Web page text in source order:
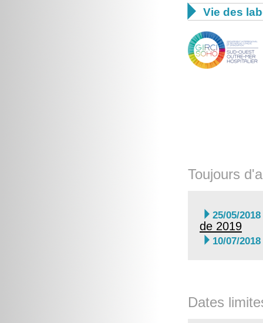
 Vie des
Toujours
 25/05/2018
de 2019
 10/07/2018
Dates